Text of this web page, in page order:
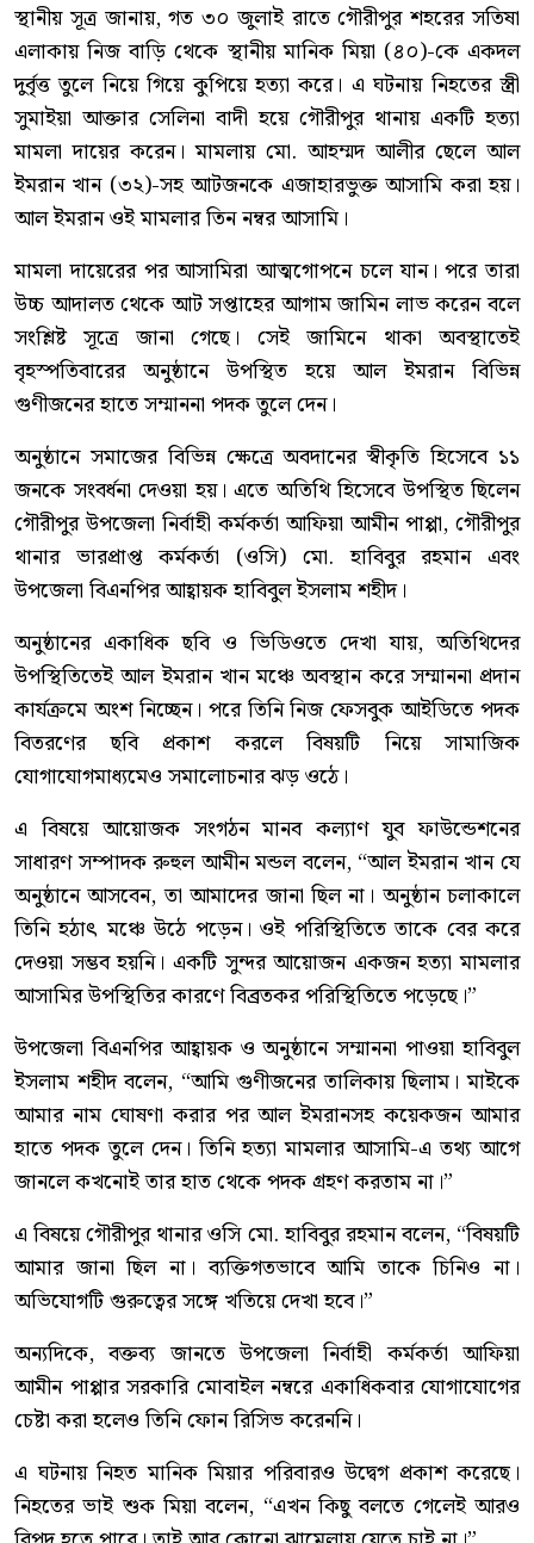
স্থানীয় সূত্র জানায়, গত ৩০ জুলাই রাতে গৌরীপুর শহরের সতিষা
এলাকায় নিজ বাড়ি থেকে স্থানীয় মানিক মিয়া (৪০)-কে একদল
দুর্বৃত্ত তুলে নিয়ে গিয়ে কুপিয়ে হত্যা করে। এ ঘটনায় নিহতের স্ত্রী
সুমাইয়া আক্তার সেলিনা বাদী হয়ে গৌরীপুর থানায় একটি হত্যা
মামলা দায়ের করেন। মামলায় মো. আহম্মদ আলীর ছেলে আল
ইমরান খান (৩২)-সহ আটজনকে এজাহারভুক্ত আসামি করা হয়।
আল ইমরান ওই মামলার তিন নম্বর আসামি।
মামলা দায়েরের পর আসামিরা আত্মগোপনে চলে যান। পরে তারা
উচ্চ আদালত থেকে আট সপ্তাহের আগাম জামিন লাভ করেন বলে
সংশ্লিষ্ট সূত্রে জানা গেছে। সেই জামিনে থাকা অবস্থাতেই
বৃহস্পতিবারের অনুষ্ঠানে উপস্থিত হয়ে আল ইমরান বিভিন্ন
গুণীজনের হাতে সম্মাননা পদক তুলে দেন।
অনুষ্ঠানে সমাজের বিভিন্ন ক্ষেত্রে অবদানের স্বীকৃতি হিসেবে ১১
জনকে সংবর্ধনা দেওয়া হয়। এতে অতিথি হিসেবে উপস্থিত ছিলেন
গৌরীপুর উপজেলা নির্বাহী কর্মকর্তা আফিয়া আমীন পাপ্পা, গৌরীপুর
থানার ভারপ্রাপ্ত কর্মকর্তা (ওসি) মো. হাবিবুর রহমান এবং
উপজেলা বিএনপির আহ্বায়ক হাবিবুল ইসলাম শহীদ।
অনুষ্ঠানের একাধিক ছবি ও ভিডিওতে দেখা যায়, অতিথিদের
উপস্থিতিতেই আল ইমরান খান মঞ্চে অবস্থান করে সম্মাননা প্রদান
কার্যক্রমে অংশ নিচ্ছেন। পরে তিনি নিজ ফেসবুক আইডিতে পদক
বিতরণের ছবি প্রকাশ করলে বিষয়টি নিয়ে সামাজিক
যোগাযোগমাধ্যমেও সমালোচনার ঝড় ওঠে।
এ বিষয়ে আয়োজক সংগঠন মানব কল্যাণ যুব ফাউন্ডেশনের
সাধারণ সম্পাদক রুহুল আমীন মন্ডল বলেন, “আল ইমরান খান যে
অনুষ্ঠানে আসবেন, তা আমাদের জানা ছিল না। অনুষ্ঠান চলাকালে
তিনি হঠাৎ মঞ্চে উঠে পড়েন। ওই পরিস্থিতিতে তাকে বের করে
দেওয়া সম্ভব হয়নি। একটি সুন্দর আয়োজন একজন হত্যা মামলার
আসামির উপস্থিতির কারণে বিব্রতকর পরিস্থিতিতে পড়েছে।”
উপজেলা বিএনপির আহ্বায়ক ও অনুষ্ঠানে সম্মাননা পাওয়া হাবিবুল
ইসলাম শহীদ বলেন, “আমি গুণীজনের তালিকায় ছিলাম। মাইকে
আমার নাম ঘোষণা করার পর আল ইমরানসহ কয়েকজন আমার
হাতে পদক তুলে দেন। তিনি হত্যা মামলার আসামি-এ তথ্য আগে
জানলে কখনোই তার হাত থেকে পদক গ্রহণ করতাম না।”
এ বিষয়ে গৌরীপুর থানার ওসি মো. হাবিবুর রহমান বলেন, “বিষয়টি
আমার জানা ছিল না। ব্যক্তিগতভাবে আমি তাকে চিনিও না।
অভিযোগটি গুরুত্বের সঙ্গে খতিয়ে দেখা হবে।”
অন্যদিকে, বক্তব্য জানতে উপজেলা নির্বাহী কর্মকর্তা আফিয়া
আমীন পাপ্পার সরকারি মোবাইল নম্বরে একাধিকবার যোগাযোগের
চেষ্টা করা হলেও তিনি ফোন রিসিভ করেননি।
এ ঘটনায় নিহত মানিক মিয়ার পরিবারও উদ্বেগ প্রকাশ করেছে।
নিহতের ভাই শুক মিয়া বলেন, “এখন কিছু বলতে গেলেই আরও